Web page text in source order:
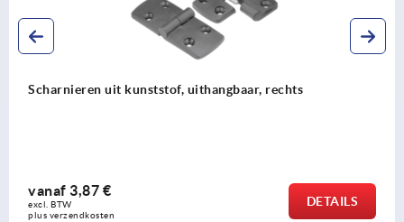
uithangbaar, rechts Scharnieren rvs
vanaf
excl. BTW
plus verzendkosten